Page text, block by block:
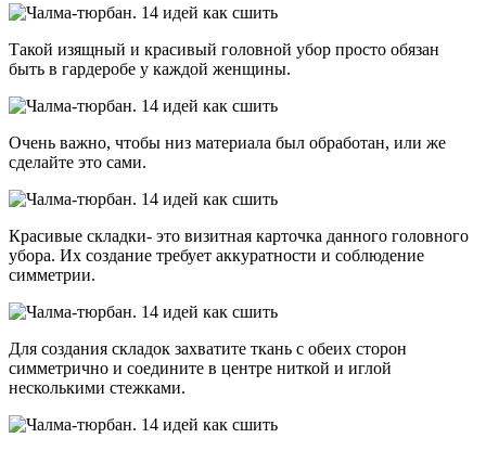
Такой изящный и красивый головной убор просто обязан
быть в гардеробе у каждой женщины.
Очень важно, чтобы низ материала был обработан, или же
сделайте это сами.
Красивые складки- это визитная карточка данного головного
убора. Их создание требует аккуратности и соблюдение
симметрии.
Для создания складок захватите ткань с обеих сторон
симметрично и соедините в центре ниткой и иглой
несколькими стежками.